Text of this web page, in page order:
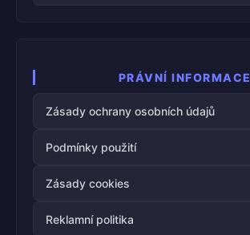
PRÁVNÍ INFORMACE
Zásady ochrany osobních údajů
Podmínky použití
Zásady cookies
Reklamní politika